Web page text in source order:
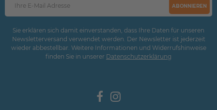
ABONNIEREN
Sie erklären sich damit einverstanden, dass Ihre Daten für unseren
Newsletterversand verwendet werden. Der Newsletter ist jederzeit
wieder abbestellbar. Weitere Informationen und Widerrufshinweise
finden Sie in unserer Daten­schutz­erklärung